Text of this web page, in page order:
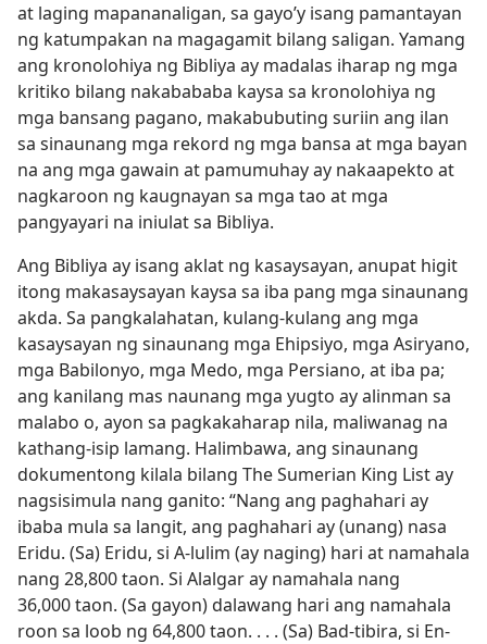
at laging mapananaligan, sa gayo’y isang pamantayan
ng katumpakan na magagamit bilang saligan. Yamang
ang kronolohiya ng Bibliya ay madalas iharap ng mga
kritiko bilang nakabababa kaysa sa kronolohiya ng
mga bansang pagano, makabubuting suriin ang ilan
sa sinaunang mga rekord ng mga bansa at mga bayan
na ang mga gawain at pamumuhay ay nakaapekto at
nagkaroon ng kaugnayan sa mga tao at mga
pangyayari na iniulat sa Bibliya.
Ang Bibliya ay isang aklat ng kasaysayan, anupat higit
itong makasaysayan kaysa sa iba pang mga sinaunang
akda. Sa pangkalahatan, kulang-kulang ang mga
kasaysayan ng sinaunang mga Ehipsiyo, mga Asiryano,
mga Babilonyo, mga Medo, mga Persiano, at iba pa;
ang kanilang mas naunang mga yugto ay alinman sa
malabo o, ayon sa pagkakaharap nila, maliwanag na
kathang-isip lamang. Halimbawa, ang sinaunang
dokumentong kilala bilang The Sumerian King List ay
nagsisimula nang ganito: “Nang ang paghahari ay
ibaba mula sa langit, ang paghahari ay (unang) nasa
Eridu. (Sa) Eridu, si A-lulim (ay naging) hari at namahala
nang 28,800 taon. Si Alalgar ay namahala nang
36,000 taon. (Sa gayon) dalawang hari ang namahala
roon sa loob ng 64,800 taon. . . . (Sa) Bad-tibira, si En-